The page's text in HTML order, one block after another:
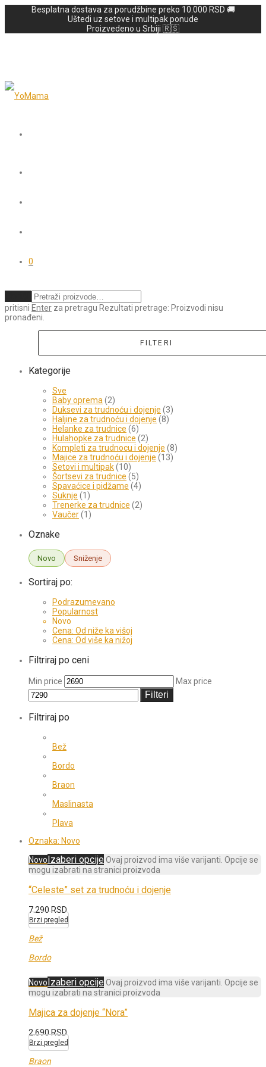
Besplatna dostava za porudžbine preko 10.000 RSD 🚚
Uštedi uz setove i multipak ponude
Proizvedeno u Srbiji 🇷🇸
0
pritisni Enter za pretragu Rezultati pretrage: Proizvodi nisu
pronađeni.
FILTERI
Kategorije
Sve
Baby oprema (2)
Duksevi za trudnoću i dojenje (3)
Haljine za trudnoću i dojenje (8)
Helanke za trudnice (6)
Hulahopke za trudnice (2)
Kompleti za trudnocu i dojenje (8)
Majice za trudnoću i dojenje (13)
Setovi i multipak(10)
Šortsevi za trudnice (5)
Spavaćice i pidžame (4)
Suknje (1)
Trenerke za trudnice (2)
Vaučer(1)
Oznake
Novo Sniženje
Sortiraj po:
Podrazumevano
Popularnost
Novo
Cena: Od niže ka višoj
Cena: Od više ka nižoj
Filtriraj po ceni
Min price Max price
Filteri
Filtriraj po
Bež
Bordo
Braon
Maslinasta
Plava
Oznaka: Novo
NovoIzaberi opcije Ovaj proizvod ima više varijanti. Opcije se
mogu izabrati na stranici proizvoda
“Celeste” set za trudnoću i dojenje
7.290RSD
Brzi pregled
Bež
Bordo
NovoIzaberi opcije Ovaj proizvod ima više varijanti. Opcije se
mogu izabrati na stranici proizvoda
Majica za dojenje “Nora”
2.690RSD
Brzi pregled
Braon